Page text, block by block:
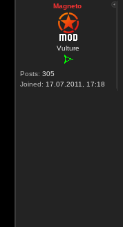
Magneto
Vulture
Posts: 305
Joined: 17.07.2011, 17:18